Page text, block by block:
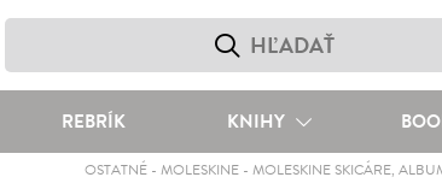
REBRÍK KNIHY
OSTATNÉ- MOLESKINE- MOLESKINE SKICÁRE,